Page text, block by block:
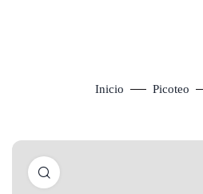
Inicio Picoteo